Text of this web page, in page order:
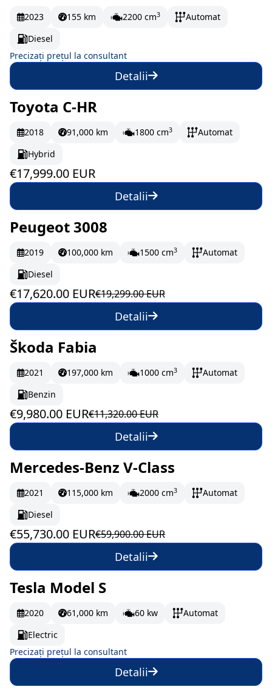
2023 155 km 2200 cm3
Automat
Diesel
Precizați prețul la consultant
Detalii
În stoc 299.98 EUR/lună
Toyota C-HR
2018 91,000 km 1800 cm3
Automat
Hybrid
€17,999.00 EUR
Detalii
În stoc 293.67 EUR/lună
Peugeot 3008
2019 100,000 km 1500 cm3
Automat
Diesel
€17,620.00 EUR€19,299.00 EUR
Detalii
În stoc 166.33 EUR/lună
Škoda Fabia
2021 197,000 km 1000 cm3
Automat
Benzin
€9,980.00 EUR€11,320.00 EUR
Detalii
În stoc 928.83 EUR/lună
Mercedes-Benz V-Class
2021 115,000 km 2000 cm3
Automat
Diesel
€55,730.00 EUR€59,900.00 EUR
Detalii
La comandă
Tesla Model S
2020 61,000 km 60 kw
Automat
Electric
Precizați prețul la consultant
Detalii